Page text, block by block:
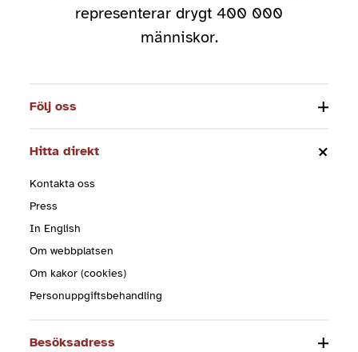
representerar drygt 400 000
människor.
Följ oss
Hitta direkt
Kontakta oss
Press
In English
Om webbplatsen
Om kakor (cookies)
Personuppgiftsbehandling
Besöksadress